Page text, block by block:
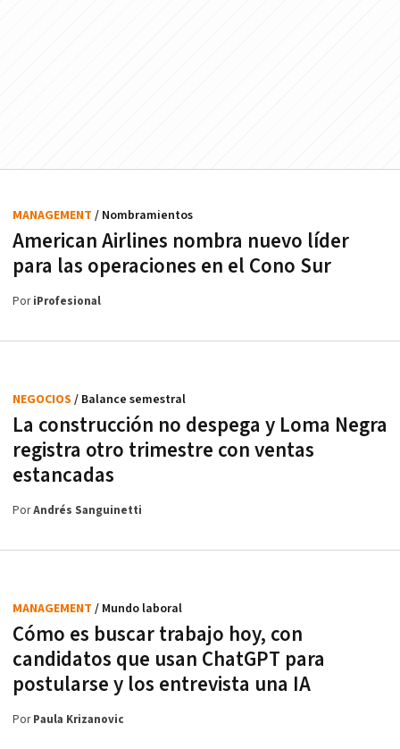
American Airlines nombra nuevo líder
para las operaciones en el Cono Sur
MANAGEMENT / Nombramientos
PoriProfesional
La construcción no despega y Loma Negra
registra otro trimestre con ventas
estancadas
NEGOCIOS / Balance semestral
PorAndrés Sanguinetti
Cómo es buscar trabajo hoy, con
candidatos que usan ChatGPT para
postularse y los entrevista una IA
MANAGEMENT / Mundo laboral
PorPaula Krizanovic